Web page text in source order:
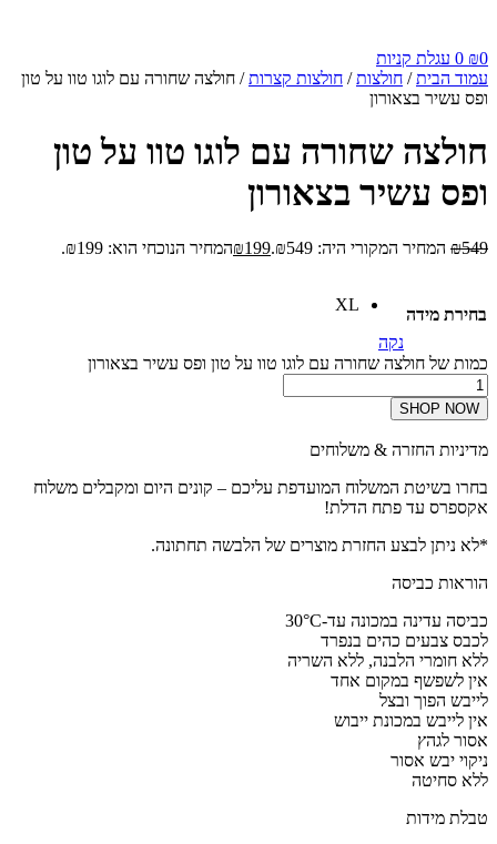
₪0
0 עגלת קניות
עמוד הבית/ חולצות/ חולצות קצרות/ חולצה שחורה עם לוגו טוו על טון
ופס עשיר בצאורון
חולצה שחורה עם לוגו טוו על טון
ופס עשיר בצאורון
₪549 המחיר המקורי היה: ₪549. ₪199 המחיר הנוכחי הוא: ₪199.
בחירת מידה
XL
נקה
כמות של חולצה שחורה עם לוגו טוו על טון ופס עשיר בצאורון
SHOP NOW
מדיניות החזרה & משלוחים
בחרו בשיטת המשלוח המועדפת עליכם – קונים היום ומקבלים משלוח
אקספרס עד פתח הדלת!
*לא ניתן לבצע החזרת מוצרים של הלבשה תחתונה.
הוראות כביסה
כביסה עדינה במכונה עד-30°C
לכבס צבעים כהים בנפרד
ללא חומרי הלבנה, ללא השריה
אין לשפשף במקום אחד
לייבש הפוך ובצל
אין לייבש במכונת ייבוש
אסור לגהץ
ניקוי יבש אסור
ללא סחיטה
טבלת מידות